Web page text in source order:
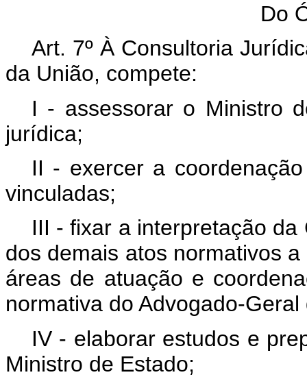
Do
Art. 7º À Consultoria
da União, compete:
I - assessorar o Ministro
jurídica;
II - exercer a
vinculadas;
III - fixar a interpretação
dos demais atos normativos
áreas de atuação e
normativa do Advogado-Geral
IV - elaborar estudos e
Ministro de Estado;